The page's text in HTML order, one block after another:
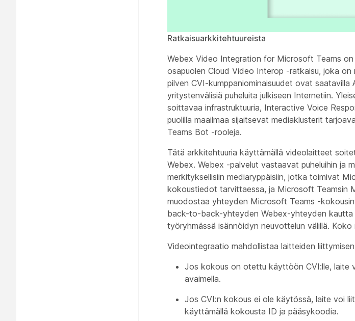
Ratkaisuarkkitehtuureista
Webex Video Integration for Microsoft Teams
osapuolen Cloud Video Interop -ratkaisu, joka
pilven CVI-kumppaniominaisuudet ovat
yritystenvälisiä puheluita julkiseen Internetiin.
soittavaa infrastruktuuria, Interactive Voice
puolilla maailmaa sijaitsevat mediaklusterit
Teams Bot -rooleja.
Tätä arkkitehtuuria käyttämällä videolaitteet
Webex. Webex -palvelut vastaavat puheluihin ja
merkityksellisiin mediaryppäisiin, jotka toimivat
kokoustiedot tarvittaessa, ja Microsoft Teamsin
muodostaa yhteyden Microsoft Teams -
back-to-back-yhteyden Webex-yhteyden
työryhmässä isännöidyn neuvottelun välillä. Koko
Videointegraatio mahdollistaa laitteiden
Jos kokous on otettu käyttöön CVI:lle, laite
avaimella.
Jos CVI:n kokous ei ole käytössä, laite voi
käyttämällä kokousta ID ja pääsykoodia.